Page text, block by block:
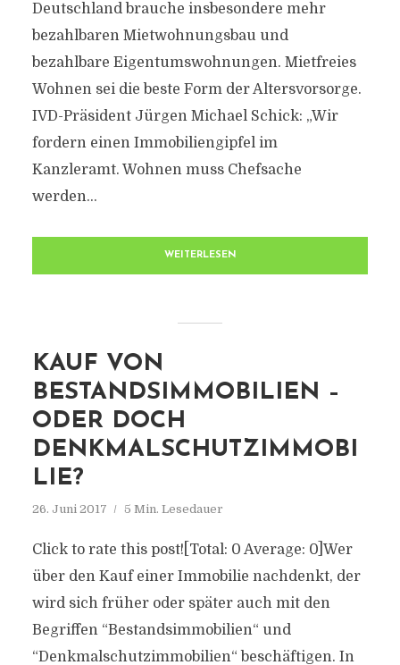
Deutschland brauche insbesondere mehr
bezahlbaren Mietwohnungsbau und
bezahlbare Eigentumswohnungen. Mietfreies
Wohnen sei die beste Form der Altersvorsorge.
IVD-Präsident Jürgen Michael Schick: „Wir
fordern einen Immobiliengipfel im
Kanzleramt. Wohnen muss Chefsache
werden...
WEITERLESEN
KAUF VON
BESTANDSIMMOBILIEN –
ODER DOCH
DENKMALSCHUTZIMMOBI
LIE?
26. Juni 2017 5 Min. Lesedauer
Click to rate this post![Total: 0 Average: 0]Wer
über den Kauf einer Immobilie nachdenkt, der
wird sich früher oder später auch mit den
Begriffen “Bestandsimmobilien“ und
“Denkmalschutzimmobilien“ beschäftigen. In